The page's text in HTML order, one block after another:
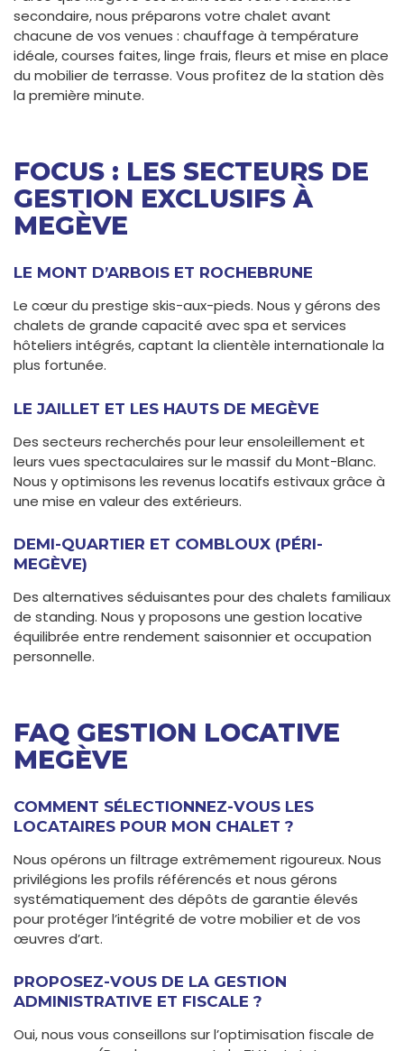
secondaire, nous préparons votre chalet avant
chacune de vos venues : chauffage à température
idéale, courses faites, linge frais, fleurs et mise en place
du mobilier de terrasse. Vous profitez de la station dès
la première minute.
FOCUS : LES SECTEURS DE
GESTION EXCLUSIFS À
MEGÈVE
LE MONT D’ARBOIS ET ROCHEBRUNE
Le cœur du prestige skis-aux-pieds. Nous y gérons des
chalets de grande capacité avec spa et services
hôteliers intégrés, captant la clientèle internationale la
plus fortunée.
LE JAILLET ET LES HAUTS DE MEGÈVE
Des secteurs recherchés pour leur ensoleillement et
leurs vues spectaculaires sur le massif du Mont-Blanc.
Nous y optimisons les revenus locatifs estivaux grâce à
une mise en valeur des extérieurs.
DEMI-QUARTIER ET COMBLOUX (PÉRI-
MEGÈVE)
Des alternatives séduisantes pour des chalets familiaux
de standing. Nous y proposons une gestion locative
équilibrée entre rendement saisonnier et occupation
personnelle.
FAQ GESTION LOCATIVE
MEGÈVE
COMMENT SÉLECTIONNEZ-VOUS LES
LOCATAIRES POUR MON CHALET ?
Nous opérons un filtrage extrêmement rigoureux. Nous
privilégions les profils référencés et nous gérons
systématiquement des dépôts de garantie élevés
pour protéger l’intégrité de votre mobilier et de vos
œuvres d’art.
PROPOSEZ-VOUS DE LA GESTION
ADMINISTRATIVE ET FISCALE ?
Oui, nous vous conseillons sur l’optimisation fiscale de